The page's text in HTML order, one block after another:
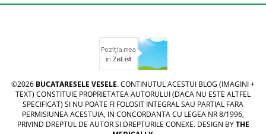
©2026 BUCATARESELE VESELE. CONTINUTUL ACESTUI BLOG (IMAGINI +
TEXT) CONSTITUIE PROPRIETATEA AUTORULUI (DACA NU ESTE ALTFEL
SPECIFICAT) SI NU POATE FI FOLOSIT INTEGRAL SAU PARTIAL FARA
PERMISIUNEA ACESTUIA, IN CONCORDANTA CU LEGEA NR 8/1996,
PRIVIND DREPTUL DE AUTOR SI DREPTURILE CONEXE. DESIGN BYTHE